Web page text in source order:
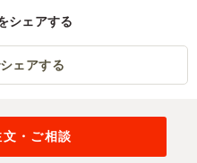
シェアする
ェアする
・ご相談